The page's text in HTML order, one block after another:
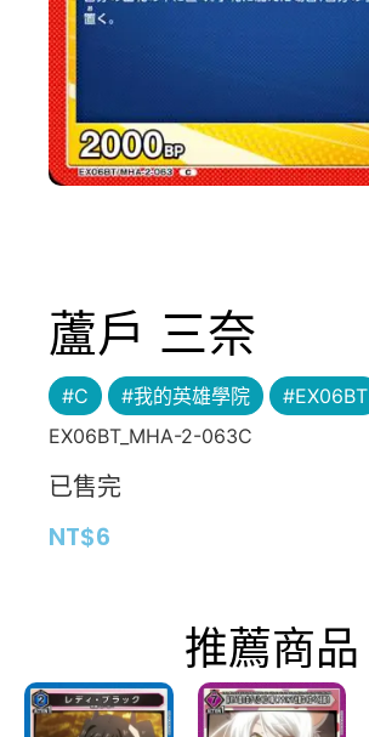
蘆戶 三奈
#C #我的英雄學院
#EX06BT
EX06BT_MHA-2-063C
已售完
NT$6
推薦商品